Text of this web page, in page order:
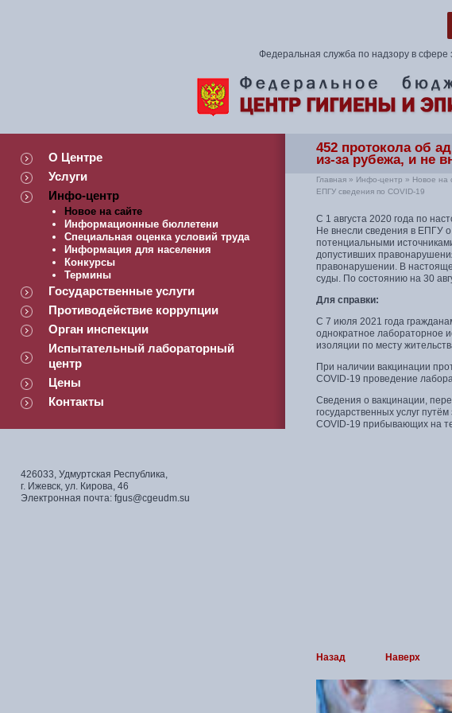
Федеральная служба по надзору в сфере
О Центре
Услуги
Инфо-центр
Новое на сайте
Информационные бюллетени
Специальная оценка условий труда
Информация для населения
Конкурсы
Термины
Государственные услуги
Противодействие коррупции
Орган инспекции
Испытательный лабораторный
центр
Цены
Контакты
426033, Удмуртская Республика,
г. Ижевск, ул. Кирова, 46
Электронная почта: fgus@cgeudm.su
452 протокола об
из-за рубежа, и не
Главная » Инфо-центр » Новое на
ЕПГУ сведения по COVID-19
С 1 августа 2020 года по
Не внесли сведения в ЕПГУ
потенциальными
допустивших
правонарушении. В
суды. По состоянию на 30
Для справки:
С 7 июля 2021 года
однократное лабораторное
изоляции по месту
При наличии вакцинации
COVID-19 проведение
Сведения о вакцинации,
государственных услуг
COVID-19 прибывающих на
Назад Наверх